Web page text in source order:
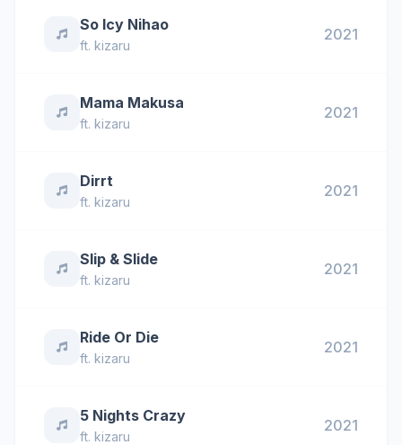
So Icy Nihao
ft. kizaru
2021
Mama Makusa
ft. kizaru
2021
Dirrt
ft. kizaru
2021
Slip & Slide
ft. kizaru
2021
Ride Or Die
ft. kizaru
2021
5 Nights Crazy
ft. kizaru
2021